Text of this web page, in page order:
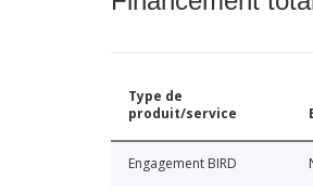
Type de
produit/service
Engagement BIRD